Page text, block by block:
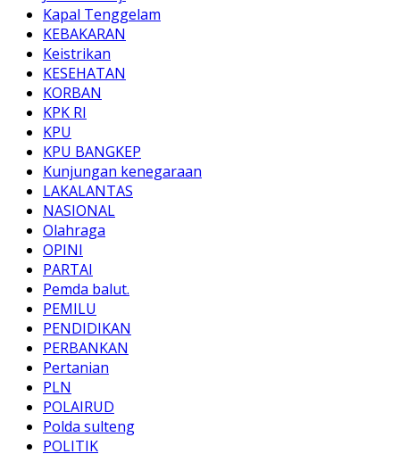
Kapal Tenggelam
KEBAKARAN
Keistrikan
KESEHATAN
KORBAN
KPK RI
KPU
KPU BANGKEP
Kunjungan kenegaraan
LAKALANTAS
NASIONAL
Olahraga
OPINI
PARTAI
Pemda balut.
PEMILU
PENDIDIKAN
PERBANKAN
Pertanian
PLN
POLAIRUD
Polda sulteng
POLITIK